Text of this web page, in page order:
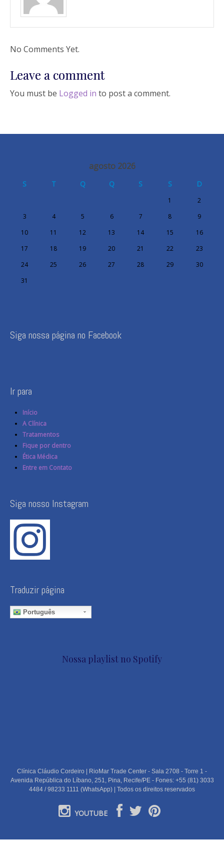
No Comments Yet.
Leave a comment
You must be Logged in to post a comment.
agosto 2026
S T Q Q S S D
1
2
3
4 5 6 7 8
9
10
11 12 13 14 15
16
17
18 19 20 21 22
23
24
25 26 27 28 29
30
31
Siga nossa página no Facebook
Ir para
Início
A Clínica
Tratamentos
Fique por dentro
Ética Médica
Entre em Contato
Siga nosso Instagram
Traduzir página
Português
Nossa playlist no Spotify
Clínica Cláudio Cordeiro | RioMar Trade Center - Sala 2708 - Torre 1 -
Avenida República do Líbano, 251, Pina, Recife/PE - Fones: +55 (81) 3033
4484 / 98233 1111 (WhatsApp) | Todos os direitos reservados
YOUTUBE